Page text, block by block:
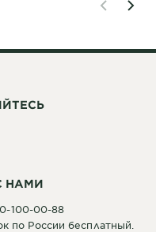
НАМИ
100-00-88
по России бесплатный.